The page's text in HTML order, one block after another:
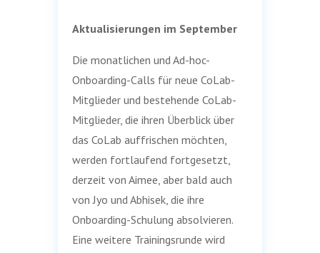
Aktualisierungen im September
Die monatlichen und Ad-hoc-
Onboarding-Calls für neue CoLab-
Mitglieder und bestehende CoLab-
Mitglieder, die ihren Überblick über
das CoLab auffrischen möchten,
werden fortlaufend fortgesetzt,
derzeit von Aimee, aber bald auch
von Jyo und Abhisek, die ihre
Onboarding-Schulung absolvieren.
Eine weitere Trainingsrunde wird